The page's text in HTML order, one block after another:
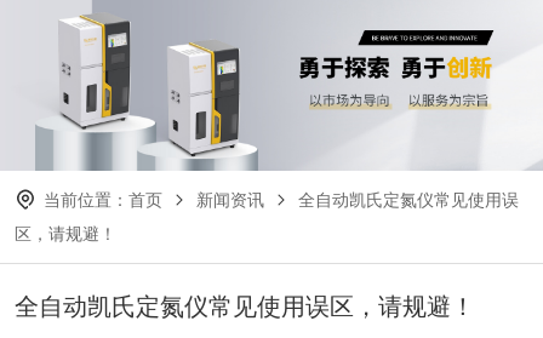
当前位置： 首页 新闻资讯
全自动凯氏定氮仪常见使用误
区，请规避！
全自动凯氏定氮仪常见使用误区，请规避！